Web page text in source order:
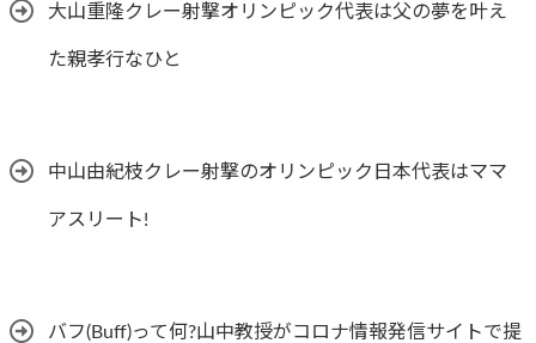
大山重隆クレー射撃オリンピック代表は父の夢を叶え
た親孝行なひと
中山由紀枝クレー射撃のオリンピック日本代表はママ
アスリート!
バフ(Buff)って何?山中教授がコロナ情報発信サイトで提